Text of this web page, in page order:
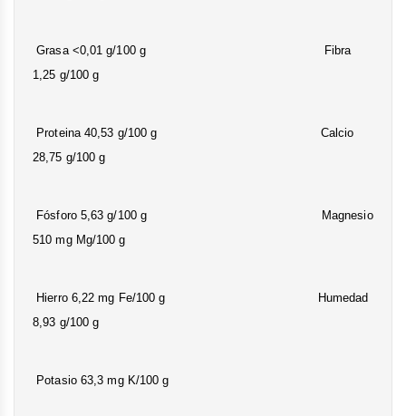
Grasa <0,01 g/100 g Fibra
1,25 g/100 g
Proteina 40,53 g/100 g Calcio
28,75 g/100 g
Fósforo 5,63 g/100 g Magnesio
510 mg Mg/100 g
Hierro 6,22 mg Fe/100 g Humedad
8,93 g/100 g
Potasio 63,3 mg K/100 g